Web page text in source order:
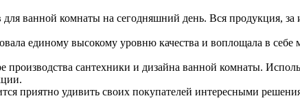
ванной комнаты на сегодняшний день. Вся продукция, за
единому высокому уровню качества и воплощала в
производства сантехники и дизайна ванной комнаты.
приятно удивить своих покупателей интересными